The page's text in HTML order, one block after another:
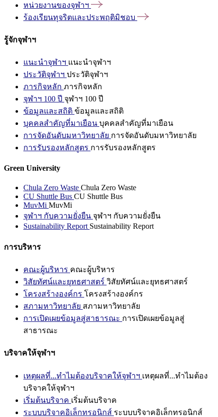
หน่วยงานของจุฬาฯ
ร้องเรียนทุจริตและประพฤติมิชอบ
รู้จักจุฬาฯ
แนะนำจุฬาฯ แนะนำจุฬาฯ
ประวัติจุฬาฯ ประวัติจุฬาฯ
ภารกิจหลัก ภารกิจหลัก
จุฬาฯ 100 ปี จุฬาฯ 100 ปี
ข้อมูลและสถิติ ข้อมูลและสถิติ
บุคคลสำคัญที่มาเยือน บุคคลสำคัญที่มาเยือน
การจัดอันดับมหาวิทยาลัย การจัดอันดับมหาวิทยาลัย
การรับรองหลักสูตร การรับรองหลักสูตร
Green University
Chula Zero Waste Chula Zero Waste
CU Shuttle Bus CU Shuttle Bus
MuvMi MuvMi
จุฬาฯ กับความยั่งยืน จุฬาฯ กับความยั่งยืน
Sustainability Report Sustainability Report
การบริหาร
คณะผู้บริหาร คณะผู้บริหาร
วิสัยทัศน์และยุทธศาสตร์ วิสัยทัศน์และยุทธศาสตร์
โครงสร้างองค์กร โครงสร้างองค์กร
สภามหาวิทยาลัย สภามหาวิทยาลัย
การเปิดเผยข้อมูลสู่สาธารณะ การเปิดเผยข้อมูลสู่
สาธารณะ
บริจาคให้จุฬาฯ
เหตุผลที่...ทำไมต้องบริจาคให้จุฬาฯ เหตุผลที่...ทำไมต้อง
บริจาคให้จุฬาฯ
เริ่มต้นบริจาค เริ่มต้นบริจาค
ระบบบริจาคอิเล็กทรอนิกส์ ระบบบริจาคอิเล็กทรอนิกส์